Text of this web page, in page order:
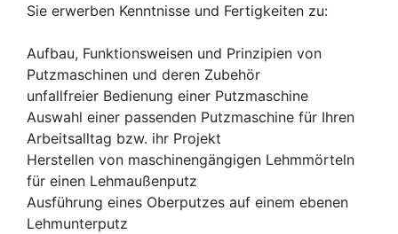
Sie erwerben Kenntnisse und Fertigkeiten zu:
Aufbau, Funktionsweisen und Prinzipien von
Putzmaschinen und deren Zubehör
unfallfreier Bedienung einer Putzmaschine
Auswahl einer passenden Putzmaschine für Ihren
Arbeitsalltag bzw. ihr Projekt
Herstellen von maschinengängigen Lehmmörteln
für einen Lehmaußenputz
Ausführung eines Oberputzes auf einem ebenen
Lehmunterputz